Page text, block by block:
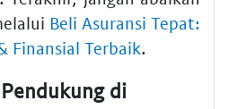
Beli Asuransi Tepat:
Finansial Terbaik.
di